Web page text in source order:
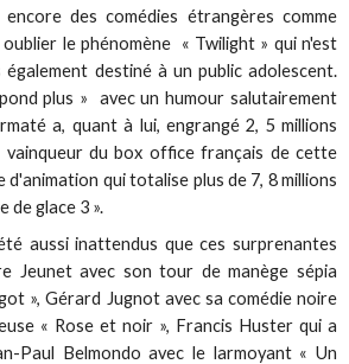
des comédies étrangères comme
le phénomène « Twilight » qui n'est
également destiné à un public adolescent.
plus » avec un humour salutairement
a, quant à lui, engrangé 2, 5 millions
vainqueur du box office français de cette
d'animation qui totalise plus de 7, 8 millions
de glace 3 ».
aussi inattendus que ces surprenantes
Jeunet avec son tour de manège sépia
», Gérard Jugnot avec sa comédie noire
« Rose et noir », Francis Huster qui a
Paul Belmondo avec le larmoyant « Un